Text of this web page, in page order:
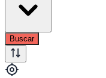
Buscar